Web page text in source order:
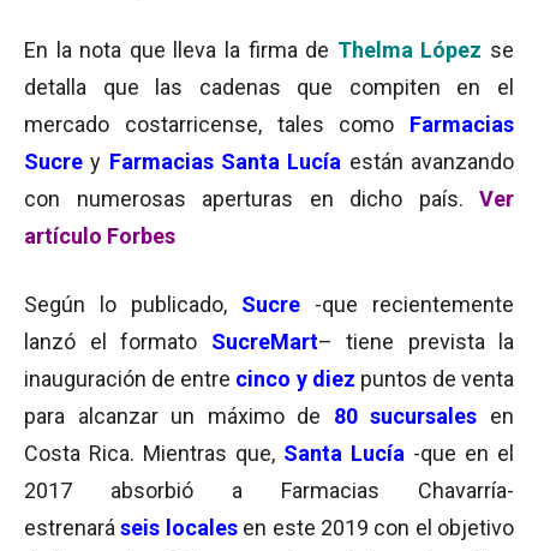
En la nota que lleva la firma de Thelma López se
detalla que las cadenas que compiten en el
mercado costarricense, tales como Farmacias
Sucre y Farmacias Santa Lucía están avanzando
con numerosas aperturas en dicho país. Ver
artículo Forbes
Según lo publicado, Sucre -que recientemente
lanzó el formato SucreMart– tiene prevista la
inauguración de entre cinco y diez puntos de venta
para alcanzar un máximo de 80 sucursales en
Costa Rica. Mientras que, Santa Lucía -que en el
2017 absorbió a Farmacias Chavarría-
estrenaráseis locales en este 2019 con el objetivo